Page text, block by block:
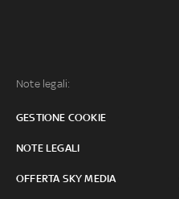
Note legali:
GESTIONE COOKIE
NOTE LEGALI
OFFERTA SKY MEDIA